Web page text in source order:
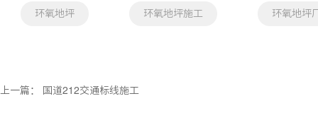
环氧地坪 环氧地坪施工 环氧地坪
上一篇： 国道212交通标线施工